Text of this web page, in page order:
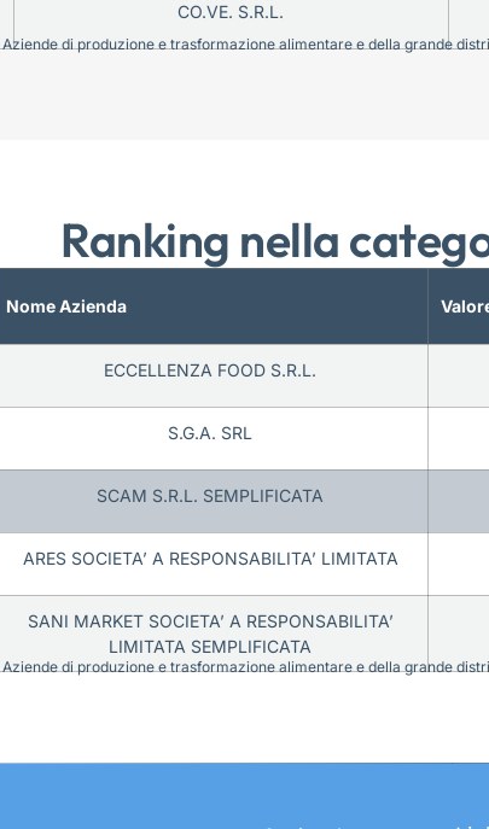
CO.VE. S.R.L.
Aziende di produzione e trasformazione alimentare e della grande
Ranking nella
Nome Azienda
ECCELLENZA FOOD S.R.L.
S.G.A. SRL
SCAM S.R.L. SEMPLIFICATA
ARES SOCIETA’ A RESPONSABILITA’ LIMITATA
SANI MARKET SOCIETA’ A RESPONSABILITA’
LIMITATA SEMPLIFICATA
Aziende di produzione e trasformazione alimentare e della grande